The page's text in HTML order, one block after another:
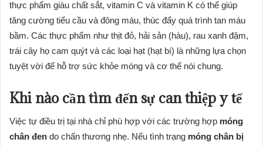
thực phẩm giàu chất sắt, vitamin C và vitamin K có thể giúp
tăng cường tiểu cầu và đông máu, thúc đẩy quá trình tan máu
bầm. Các thực phẩm như thịt đỏ, hải sản (hàu), rau xanh đậm,
trái cây họ cam quýt và các loại hạt (hạt bí) là những lựa chọn
tuyệt vời để hỗ trợ sức khỏe móng và cơ thể nói chung.
Khi nào cần tìm đến sự can thiệp y tế
Việc tự điều trị tại nhà chỉ phù hợp với các trường hợp móng
chân đen do chấn thương nhẹ. Nếu tình trạng móng chân bị